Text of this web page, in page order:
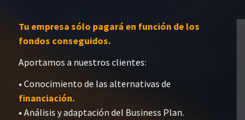
Tu empresa sólo pagará en función de los
fondos conseguidos.
Aportamos a nuestros clientes:
• Conocimiento de las alternativas de
financiación.
• Análisis y adaptación del Business Plan.